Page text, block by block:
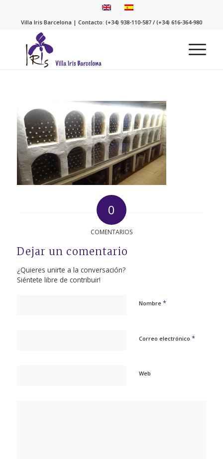
Villa Iris Barcelona | Contacto: (+34) 938-110-587 / (+34) 616-364-980
0
COMENTARIOS
Dejar un comentario
¿Quieres unirte a la conversación?
Siéntete libre de contribuir!
Nombre *
Correo electrónico *
Web